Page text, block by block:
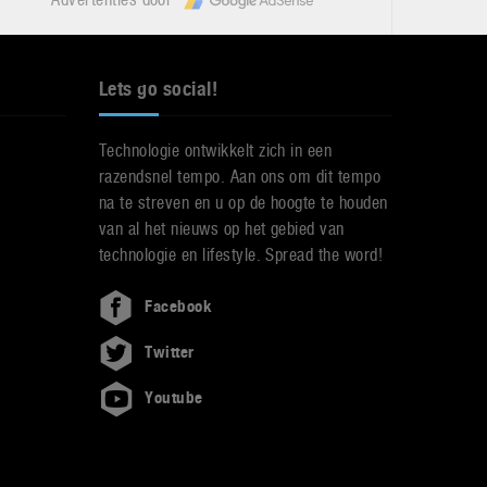
Lets go social!
Technologie ontwikkelt zich in een
razendsnel tempo. Aan ons om dit tempo
na te streven en u op de hoogte te houden
van al het nieuws op het gebied van
technologie en lifestyle. Spread the word!
Facebook
Twitter
Youtube